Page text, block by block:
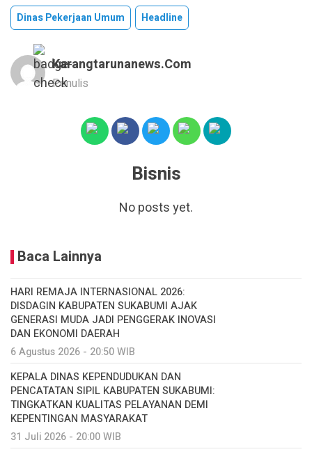
Dinas Pekerjaan Umum Headline
Karangtarunanews.com
Penulis
Bisnis
No posts yet.
Baca Lainnya
HARI REMAJA INTERNASIONAL 2026:
DISDAGIN KABUPATEN SUKABUMI AJAK
GENERASI MUDA JADI PENGGERAK INOVASI
DAN EKONOMI DAERAH
6 Agustus 2026 - 20:50 WIB
KEPALA DINAS KEPENDUDUKAN DAN
PENCATATAN SIPIL KABUPATEN SUKABUMI:
TINGKATKAN KUALITAS PELAYANAN DEMI
KEPENTINGAN MASYARAKAT
31 Juli 2026 - 20:00 WIB